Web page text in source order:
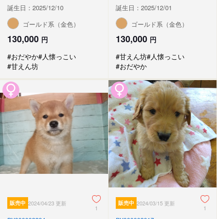
誕生日：2025/12/10
ゴールド系（金色）
130,000 円
#おだやか#人懐っこい
#甘えん坊
誕生日：2025/12/01
ゴールド系（金色）
130,000 円
#甘えん坊#人懐っこい
#おだやか
販売中 2024/04/23 更新
1
販売中 2024/03/15 更新
1